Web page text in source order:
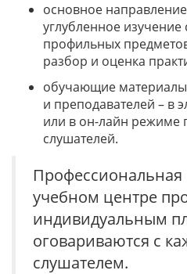
основное
углубленное
профильных
разбор и оценка
обучающие
и преподавателей – в
или в он-лайн режиме
слушателей.
Профессиональная
учебном центре
индивидуальным
оговариваются с
слушателем.